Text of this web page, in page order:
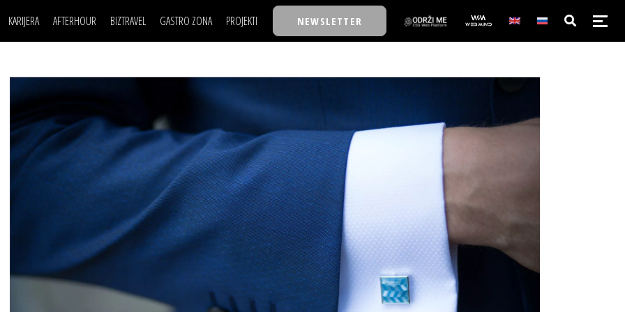
KARIJERA
LJUDI (HR)
MOJ UGAO
USAVRŠAVANJE
KNOW-HOW
AFTERHOUR
KNJIGE
AUTO SVET
STIL
WELLBEING
BIZTRAVEL GASTRO ZONA PROJEKTI
30 ISPOD 30
BACK TO OFFICE/SCHOOL
BIZBENDOVI
BIZKOLEGIJUM
BMW BIZNIS LIGA
BIZLIFE WEEK
IZJAVA GODINE
NEWSLETTER
POSAO
MOJ UGAO
USAVRŠAVANJE
KNOW-HOW
FILM I SCENA
AUTO SVET
WELLBEING
NAJKOLEGA
30 ISPOD 30
BACK TO OFFICE/SCHOOL
BIZKOLEGIJUM
BMW BIZNIS LIGA
BIZLIFE WEEK
IZJAVA GODINE